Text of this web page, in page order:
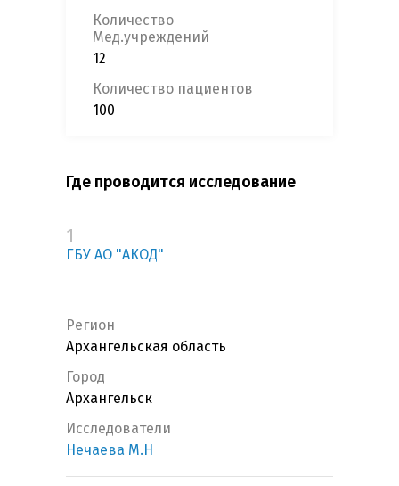
Количество
Мед.учреждений
12
Количество пациентов
100
Где проводится исследование
1
ГБУ АО "АКОД"
Регион
Архангельская область
Город
Архангельск
Исследователи
Нечаева М.Н